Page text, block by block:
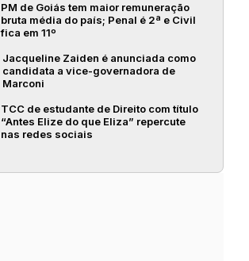
PM de Goiás tem maior remuneração
bruta média do país; Penal é 2ª e Civil
fica em 11º
Jacqueline Zaiden é anunciada como
candidata a vice-governadora de
Marconi
TCC de estudante de Direito com título
“Antes Elize do que Eliza” repercute
nas redes sociais